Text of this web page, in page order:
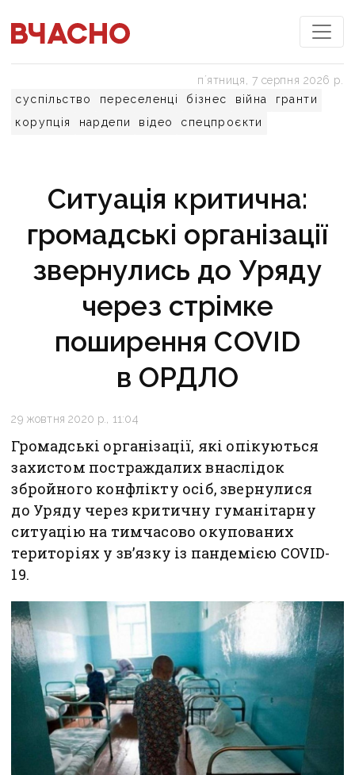
суспільство переселенці бізнес війна
гранти
корупція
нардепи відео спецпроєкти
пʼятниця, 7 серпня 2026 р.
Ситуація критична:
громадські організації
звернулись до Уряду
через стрімке
поширення COVID
в ОРДЛО
29 жовтня 2020 р., 11:04
Громадські організації, які опікуються
захистом постраждалих внаслідок
збройного конфлікту осіб, звернулися
до Уряду через критичну гуманітарну
ситуацію на тимчасово окупованих
територіях у зв’язку із пандемією COVID-
19.